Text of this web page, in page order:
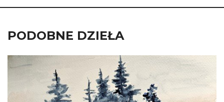
PODOBNE DZIEŁA